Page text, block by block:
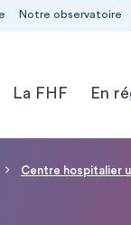
Notre observatoire
La FHF En
Centre hospitalier